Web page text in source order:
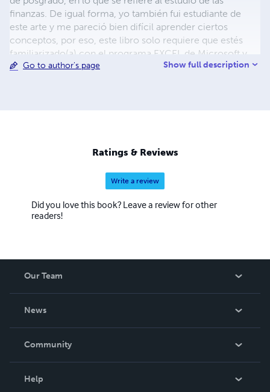
finanzas. De igual forma, yo también fui estudiante de
este arte y me pareció bien difícil aprender ciertos
conceptos, por eso, este libro solo requiere que estés
familiarizado(a) con el programa EXCEL de Microsoft y
seguir los pasos que propongo.
Go to author's page Show full description
Ratings & Reviews
Write a review
Did you love this book? Leave a review for other
readers!
Our Team
News
In The News
Community
Help